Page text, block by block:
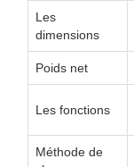
Les
dimensions
Poids net
Les fonctions
Méthode de